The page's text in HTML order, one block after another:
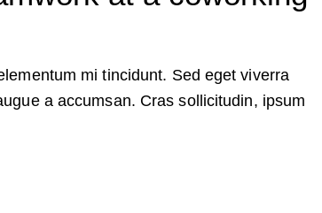
mi tincidunt. Sed eget viverra
a accumsan. Cras sollicitudin, ipsum